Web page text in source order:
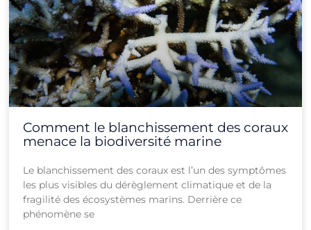
Comment le blanchissement des coraux
menace la biodiversité marine
Le blanchissement des coraux est l’un des symptômes
les plus visibles du dérèglement climatique et de la
fragilité des écosystèmes marins. Derrière ce
phénomène se